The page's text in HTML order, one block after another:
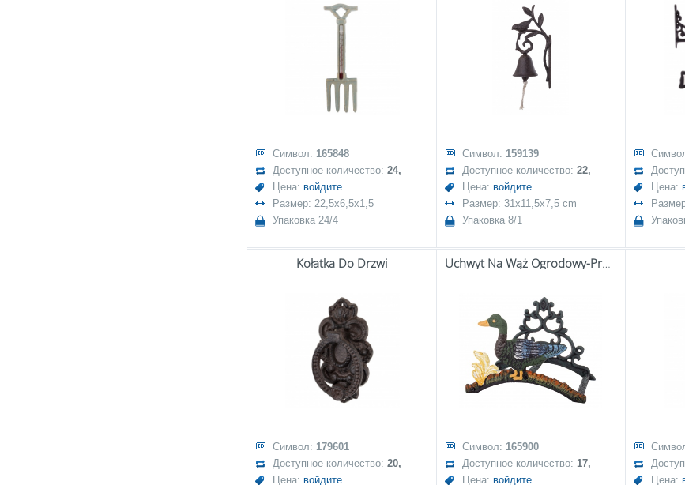
Символ: 165848
Доступное количество: 24,
Цена: войдите
Размер: 22,5x6,5x1,5
Упаковка 24/4
Символ: 159139
Доступное количество: 22,
Цена: войдите
Размер: 31x11,5x7,5 cm
Упаковка 8/1
Цена:
Kołatka Do Drzwi
Символ: 179601
Доступное количество: 20,
Цена: войдите
Uchwyt Na Wąż Ogrodowy-Prom.
Символ: 165900
Доступное количество: 17,
Цена: войдите
Цена: